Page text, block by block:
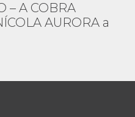
– A COBRA
AURORA a